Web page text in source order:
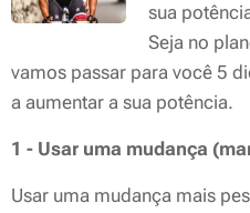
sua
Seja no
vamos passar para você 5
a aumentar a sua potência.
1 - Usar uma mudança
Usar uma mudança mais